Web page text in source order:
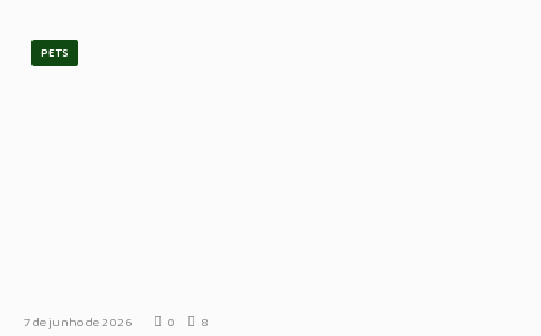
PETS
7 de junho de 2026 0 8